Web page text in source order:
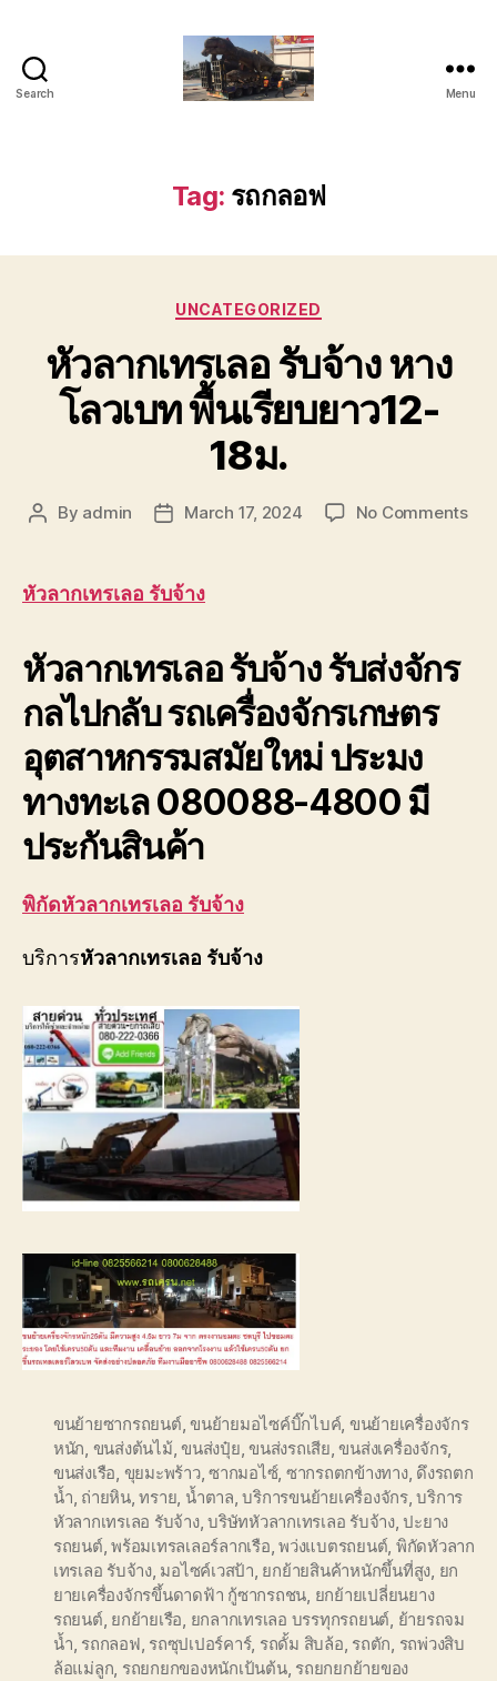
Search
รถ
เทรล
ร์
ลาก
โทร
089-
182-
4604
Menu
Tag: รถกลอฟ
Categories
UNCATEGORIZED
หัวลากเทรเลอ รับจ้าง หาง
โลวเบท พื้นเรียบยาว12-
18ม.
Post
By admin
PostMarch 17, 2024 No Commentson
หัวลากเทรเลอ รับจ้าง
หัวลากเทรเลอ รับจ้างรับส่งจักร
กลไปกลับ รถเครื่องจักรเกษตร
อุตสาหกรรมสมัยใหม่ ประมง
ทางทะเล 080088-4800 มี
ประกันสินค้า
พิกัดหัวลากเทรเลอ รับจ้าง
บริการหัวลากเทรเลอ รับจ้าง
ขนย้ายซากรถยนต์,ขนย้ายมอไซค์บิ๊กไบค์, ขนย้ายเครื่องจักร
หนัก, ขนส่งต้นไม้,ขนส่งปุ๋ย,ขนส่งรถเสีย,ขนส่งเครื่องจักร,
ขนส่งเรือ, ขุยมะพร้าว,ซากมอไซ์, ซากรถตกข้างทาง, ดึงรถตก
น้ำ, ถ่ายหิน,ทราย, น้ำตาล,บริการขนย้ายเครื่องจักร,บริการ
หัวลากเทรเลอ รับจ้าง,บริษัทหัวลากเทรเลอ รับจ้าง,ปะยาง
รถยนต์,พร้อมเทรลเลอร์ลากเรือ,พว่งแบตรถยนต์, พิกัดหัวลาก
เทรเลอ รับจ้าง, มอไซค์เวสป้า, ยกย้ายสินค้าหนักขึ้นที่สูง, ยก
ยายเครื่องจักรขึ้นดาดฟ้า กู้ซากรถชน, ยกย้ายเปลี่ยนยาง
รถยนต์, ยกย้ายเรือ, ยกลากเทรเลอ บรรทุกรถยนต์, ย้ายรถจม
น้ำ, รถกลอฟ, รถซุปเปอร์คาร์, รถดั้ม สิบล้อ, รถตัก, รถพ่วงสิบ
ล้อแม่ลูก, รถยกยกของหนักเป้นต้น, รถยกยกย้ายของ